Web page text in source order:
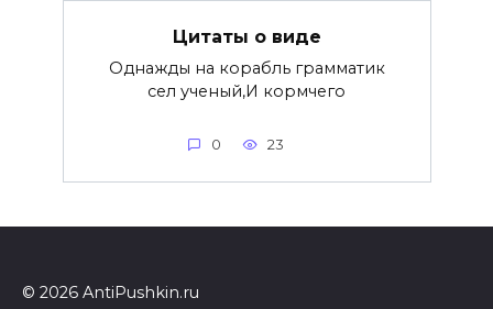
Цитаты о виде
Однажды на корабль грамматик
сел ученый,И кормчего
0 23
© 2026 AntiPushkin.ru